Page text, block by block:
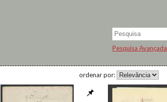
Pesquisa Avançada
ordenar por: